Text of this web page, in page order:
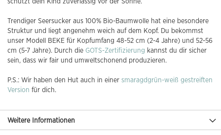
Trendiger Seersucker aus 100% Bio-Baumwolle hat eine besondere
Struktur und liegt angenehm weich auf dem Kopf. Du bekommst
unser Modell BEKE für Kopfumfang 48-52 cm (2-4 Jahre) und 52-56
cm (5-7 Jahre). Durch die GOTS-Zertifizierung kannst du dir sicher
sein, dass wir fair und umweltschonend produzieren.
P.S.: Wir haben den Hut auch in einer smaragdgrün-weiß gestreiften
Version für dich.
Weitere Informationen